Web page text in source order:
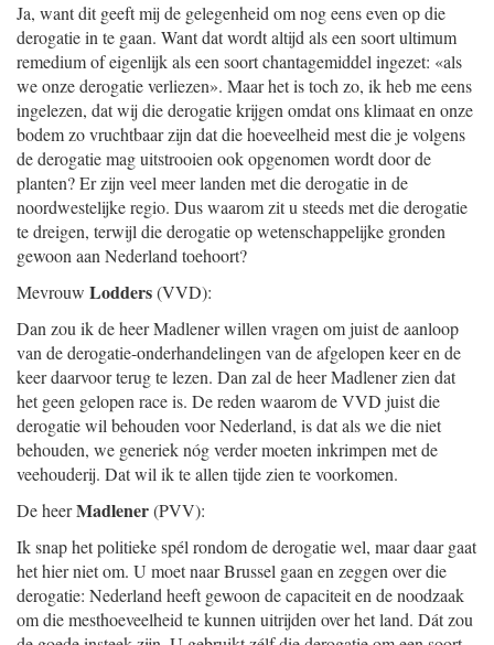
Ja, want dit geeft mij de gelegenheid om nog eens even op die
derogatie in te gaan. Want dat wordt altijd als een soort ultimum
remedium of eigenlijk als een soort chantagemiddel ingezet: «als
we onze derogatie verliezen». Maar het is toch zo, ik heb me eens
ingelezen, dat wij die derogatie krijgen omdat ons klimaat en onze
bodem zo vruchtbaar zijn dat die hoeveelheid mest die je volgens
de derogatie mag uitstrooien ook opgenomen wordt door de
planten? Er zijn veel meer landen met die derogatie in de
noordwestelijke regio. Dus waarom zit u steeds met die derogatie
te dreigen, terwijl die derogatie op wetenschappelijke gronden
gewoon aan Nederland toehoort?
Mevrouw Lodders(VVD):
Dan zou ik de heer Madlener willen vragen om juist de aanloop
van de derogatie-onderhandelingen van de afgelopen keer en de
keer daarvoor terug te lezen. Dan zal de heer Madlener zien dat
het geen gelopen race is. De reden waarom de VVD juist die
derogatie wil behouden voor Nederland, is dat als we die niet
behouden, we generiek nóg verder moeten inkrimpen met de
veehouderij. Dat wil ik te allen tijde zien te voorkomen.
De heerMadlener(PVV):
Ik snap het politieke spél rondom de derogatie wel, maar daar gaat
het hier niet om. U moet naar Brussel gaan en zeggen over die
derogatie: Nederland heeft gewoon de capaciteit en de noodzaak
om die mesthoeveelheid te kunnen uitrijden over het land. Dát zou